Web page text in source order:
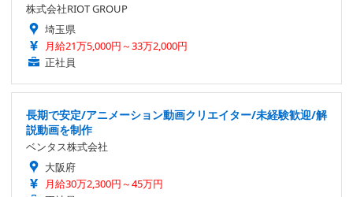
株式会社RIOT GROUP
埼玉県
月給21万5,000円～33万2,000円
正社員
長期で安定/アニメーション動画クリエイター/未経験歓迎/解
説動画を制作
ベンタス株式会社
大阪府
月給30万2,300円～45万円